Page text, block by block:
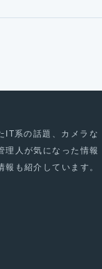
IT系の話題、カメラな
理人が気になった情報
も紹介しています。